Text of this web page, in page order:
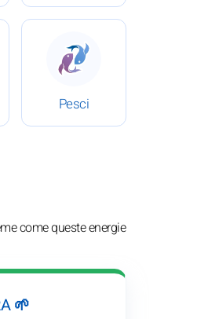
completo del 4 luglio 2026
Pesci
: Oroscopo completo del
come queste energie
🌱